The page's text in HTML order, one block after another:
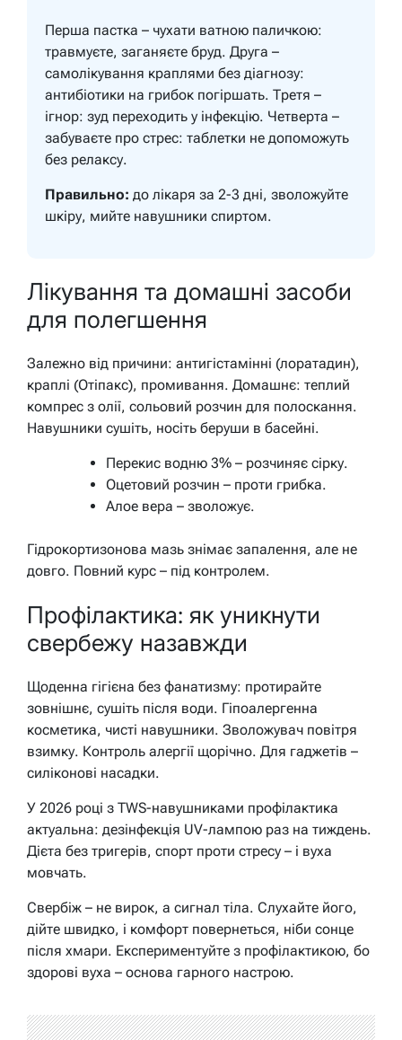
Перша пастка – чухати ватною паличкою:
травмуєте, заганяєте бруд. Друга –
самолікування краплями без діагнозу:
антибіотики на грибок погіршать. Третя –
ігнор: зуд переходить у інфекцію. Четверта –
забуваєте про стрес: таблетки не допоможуть
без релаксу.
Правильно: до лікаря за 2-3 дні, зволожуйте
шкіру, мийте навушники спиртом.
Лікування та домашні засоби
для полегшення
Залежно від причини: антигістамінні (лоратадин),
краплі (Отіпакс), промивання. Домашнє: теплий
компрес з олії, сольовий розчин для полоскання.
Навушники сушіть, носіть беруши в басейні.
Перекис водню 3% – розчиняє сірку.
Оцетовий розчин – проти грибка.
Алое вера – зволожує.
Гідрокортизонова мазь знімає запалення, але не
довго. Повний курс – під контролем.
Профілактика: як уникнути
свербежу назавжди
Щоденна гігієна без фанатизму: протирайте
зовнішнє, сушіть після води. Гіпоалергенна
косметика, чисті навушники. Зволожувач повітря
взимку. Контроль алергії щорічно. Для гаджетів –
силіконові насадки.
У 2026 році з TWS-навушниками профілактика
актуальна: дезінфекція UV-лампою раз на тиждень.
Дієта без тригерів, спорт проти стресу – і вуха
мовчать.
Свербіж – не вирок, а сигнал тіла. Слухайте його,
дійте швидко, і комфорт повернеться, ніби сонце
після хмари. Експериментуйте з профілактикою, бо
здорові вуха – основа гарного настрою.